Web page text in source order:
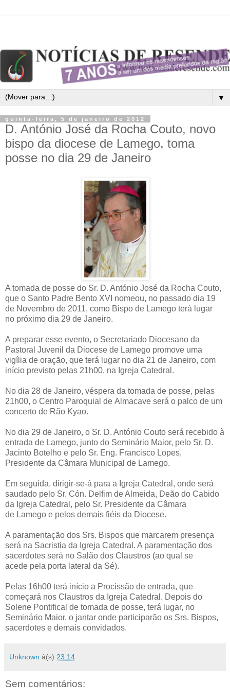
▼
quinta-feira, 5 de janeiro de 2012
D. António José da Rocha Couto, novo
bispo da diocese de Lamego, toma
posse no dia 29 de Janeiro
A tomada de posse do Sr. D. António José da Rocha Couto,
que o Santo Padre Bento XVI nomeou, no passado dia 19
de Novembro de 2011, como Bispo de Lamego terá lugar
no próximo dia 29 de Janeiro.
A preparar esse evento, o Secretariado Diocesano da
Pastoral Juvenil da Diocese de Lamego promove uma
vigília de oração, que terá lugar no dia 21 de Janeiro, com
início previsto pelas 21h00, na Igreja Catedral.
No dia 28 de Janeiro, véspera da tomada de posse, pelas
21h00, o Centro Paroquial de Almacave será o palco de um
concerto de Rão Kyao.
No dia 29 de Janeiro, o Sr. D. António Couto será recebido à
entrada de Lamego, junto do Seminário Maior, pelo Sr. D.
Jacinto Botelho e pelo Sr. Eng. Francisco Lopes,
Presidente da Câmara Municipal de Lamego.
Em seguida, dirigir-se-á para a Igreja Catedral, onde será
saudado pelo Sr. Cón. Delfim de Almeida, Deão do Cabido
da Igreja Catedral, pelo Sr. Presidente da Câmara
de Lamego e pelos demais fiéis da Diocese.
A paramentação dos Srs. Bispos que marcarem presença
será na Sacristia da Igreja Catedral. A paramentação dos
sacerdotes será no Salão dos Claustros (ao qual se
acede pela porta lateral da Sé).
Pelas 16h00 terá início a Procissão de entrada, que
começará nos Claustros da Igreja Catedral. Depois do
Solene Pontifical de tomada de posse, terá lugar, no
Seminário Maior, o jantar onde participarão os Srs. Bispos,
sacerdotes e demais convidados.
Unknown à(s) 23:14
Sem comentários: